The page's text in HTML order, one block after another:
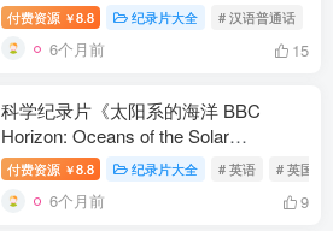
付费资源 ￥8.8 纪录片大全 # 汉语普通话
6个月前 15
科学纪录片《太阳系的海洋 BBC
Horizon: Oceans of the Solar
System》下载
付费资源 ￥8.8 纪录片大全 # 英语 # 英国
6个月前 9